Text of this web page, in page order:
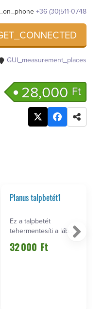
+36 (30)511-0748
GUI_measurement_places
28,000 Ft
Planus talpbetét1
Ez a talpbetét
tehermentesíti a láb
Korrigálj…
32 000 Ft